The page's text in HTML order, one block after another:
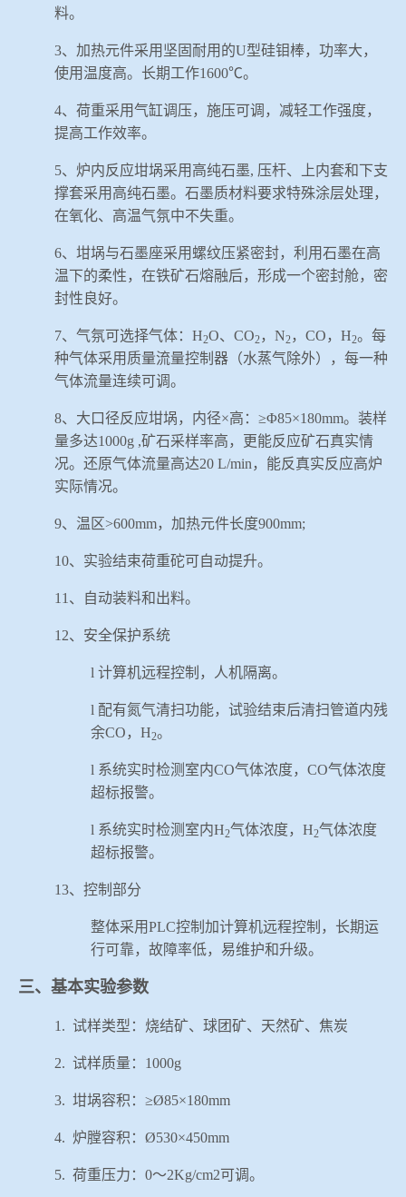
料。
3、加热元件采用坚固耐用的U型硅钼棒，功率大，
使用温度高。长期工作1600℃。
4、荷重采用气缸调压，施压可调，减轻工作强度，
提高工作效率。
5、炉内反应坩埚采用高纯石墨, 压杆、上内套和下支
撑套采用高纯石墨。石墨质材料要求特殊涂层处理，
在氧化、高温气氛中不失重。
6、坩埚与石墨座采用螺纹压紧密封，利用石墨在高
温下的柔性，在铁矿石熔融后，形成一个密封舱，密
封性良好。
7、 气氛可选择气体： H2O、 CO2 ， N2 ， CO ， H2。每
种气体采用质量流量控制器（水蒸气除外），每一种
气体流量连续可调。
8、大口径反应坩埚，内径×高：≥Φ85×180mm。装样
量多达1000g ,矿石采样率高，更能反应矿石真实情
况。还原气体流量高达20 L/min ，能反真实反应高炉
实际情况。
9、温区>600mm，加热元件长度900mm;
10、实验结束荷重砣可自动提升。
11 、自动装料和出料。
12、安全保护系统
l 计算机远程控制，人机隔离。
l 配有氮气清扫功能，试验结束后清扫管道内残
余CO ， H2。
l 系统实时检测室内CO气体浓度， CO气体浓度
超标报警。
l 系统实时检测室内H2气体浓度， H2气体浓度
超标报警。
13、控制部分
整体采用PLC控制加计算机远程控制，长期运
行可靠，故障率低，易维护和升级。
三、基本实验参数
1. 试样类型：烧结矿、球团矿、天然矿、焦炭
2. 试样质量： 1000g
3. 坩埚容积：≥Ø85×180mm
4. 炉膛容积： Ø530×450mm
5. 荷重压力： 0～2Kg/cm2可调。